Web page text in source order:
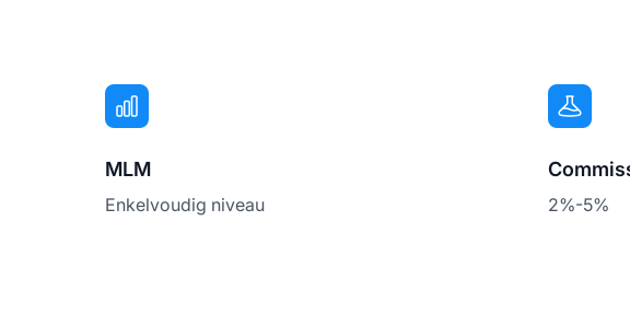
MLM
Enkelvoudig niveau 2%-5%